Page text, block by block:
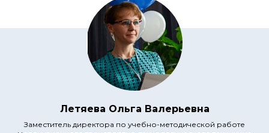
Летяева Ольга Валерьевна
Заместитель директора по учебно-методической работе